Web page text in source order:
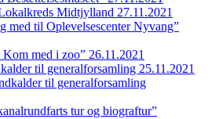
Midtjylland 27.11.2021
med til Oplevelsescenter Nyvang”
med i zoo” 26.11.2021
til generalforsamling 25.11.2021
til generalforsamling
tur og biograftur”